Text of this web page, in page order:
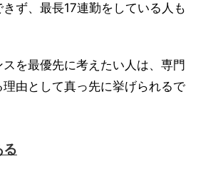
ず、最長17連勤をしている人も
を最優先に考えたい人は、専門
由として真っ先に挙げられるで
る